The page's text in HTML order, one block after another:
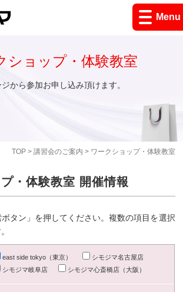
Menu
TOP> 講習会のご案内 > ワークショップ・体験教室
ショップ・体験教室
から参加お申し込み頂けます。
・体験教室 開催情報
タン」を押してください。複数の項目を選択
east side tokyo（東京）
シモジマ名古屋店
シモジマ岐阜店
シモジマ心斎橋店（大阪）